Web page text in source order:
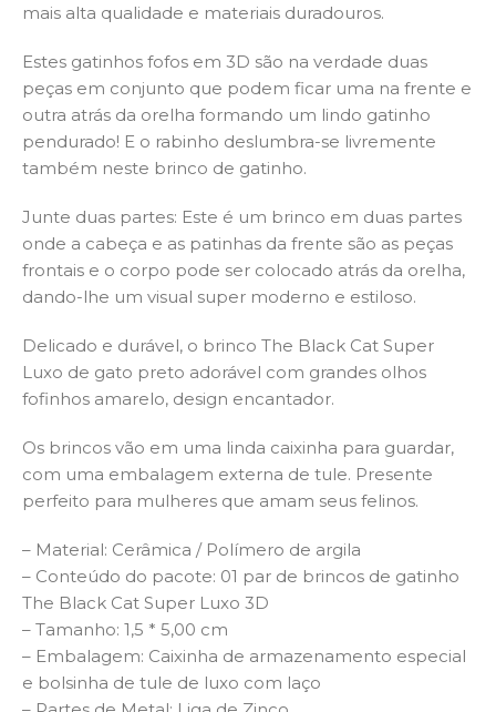
mais alta qualidade e materiais duradouros.
Estes gatinhos fofos em 3D são na verdade duas
peças em conjunto que podem ficar uma na frente e
outra atrás da orelha formando um lindo gatinho
pendurado! E o rabinho deslumbra-se livremente
também neste brinco de gatinho.
Junte duas partes: Este é um brinco em duas partes
onde a cabeça e as patinhas da frente são as peças
frontais e o corpo pode ser colocado atrás da orelha,
dando-lhe um visual super moderno e estiloso.
Delicado e durável, o brinco The Black Cat Super
Luxo de gato preto adorável com grandes olhos
fofinhos amarelo, design encantador.
Os brincos vão em uma linda caixinha para guardar,
com uma embalagem externa de tule. Presente
perfeito para mulheres que amam seus felinos.
– Material: Cerâmica / Polímero de argila
– Conteúdo do pacote: 01 par de brincos de gatinho
The Black Cat Super Luxo 3D
– Tamanho: 1,5 * 5,00 cm
– Embalagem: Caixinha de armazenamento especial
e bolsinha de tule de luxo com laço